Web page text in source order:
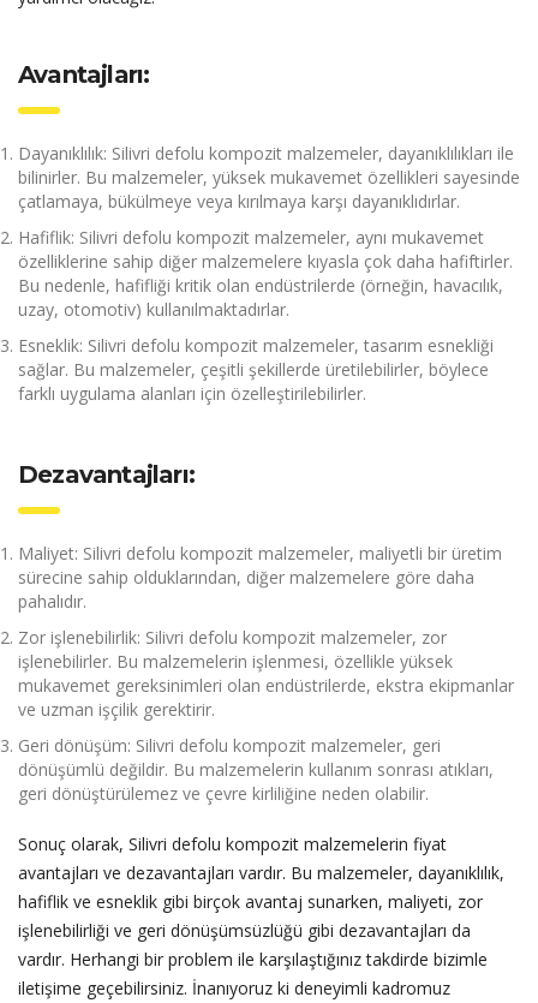
Avantajları:
Dayanıklılık: Silivri defolu kompozit malzemeler, dayanıklılıkları ile
bilinirler. Bu malzemeler, yüksek mukavemet özellikleri sayesinde
çatlamaya, bükülmeye veya kırılmaya karşı dayanıklıdırlar.
Hafiflik: Silivri defolu kompozit malzemeler, aynı mukavemet
özelliklerine sahip diğer malzemelere kıyasla çok daha hafiftirler.
Bu nedenle, hafifliği kritik olan endüstrilerde (örneğin, havacılık,
uzay, otomotiv) kullanılmaktadırlar.
Esneklik: Silivri defolu kompozit malzemeler, tasarım esnekliği
sağlar. Bu malzemeler, çeşitli şekillerde üretilebilirler, böylece
farklı uygulama alanları için özelleştirilebilirler.
Dezavantajları:
Maliyet: Silivri defolu kompozit malzemeler, maliyetli bir üretim
sürecine sahip olduklarından, diğer malzemelere göre daha
pahalıdır.
Zor işlenebilirlik: Silivri defolu kompozit malzemeler, zor
işlenebilirler. Bu malzemelerin işlenmesi, özellikle yüksek
mukavemet gereksinimleri olan endüstrilerde, ekstra ekipmanlar
ve uzman işçilik gerektirir.
Geri dönüşüm: Silivri defolu kompozit malzemeler, geri
dönüşümlü değildir. Bu malzemelerin kullanım sonrası atıkları,
geri dönüştürülemez ve çevre kirliliğine neden olabilir.
Sonuç olarak, Silivri defolu kompozit malzemelerin fiyat
avantajları ve dezavantajları vardır. Bu malzemeler, dayanıklılık,
hafiflik ve esneklik gibi birçok avantaj sunarken, maliyeti, zor
işlenebilirliği ve geri dönüşümsüzlüğü gibi dezavantajları da
vardır. Herhangi bir problem ile karşılaştığınız takdirde bizimle
iletişime geçebilirsiniz. İnanıyoruz ki deneyimli kadromuz